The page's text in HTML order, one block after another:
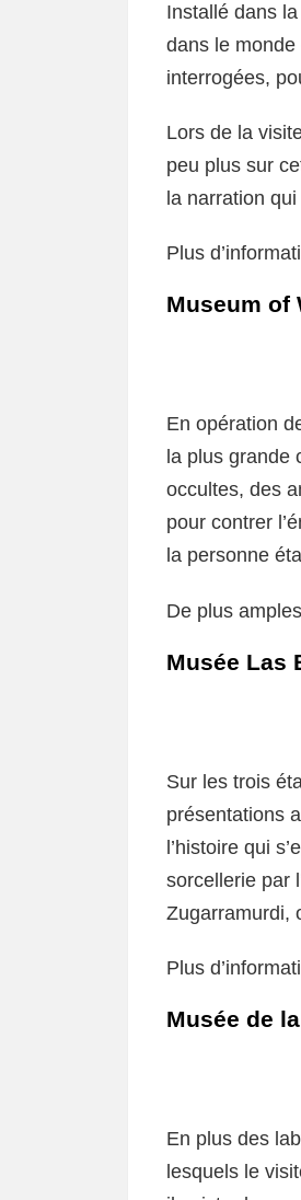
Installé dans
dans le
interrogées,
Lors de la
peu plus sur
la narration
Plus
Museum of
En opération
la plus grande
occultes, des
pour contrer
la personne
De plus
Musée Las
Sur les trois
présentations
l’histoire qui
sorcellerie par
Zugarramurdi,
Plus
Musée de
En plus des
lesquels le